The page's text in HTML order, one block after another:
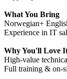
What You Bring
Norwegian+
Experience in IT
Why You'll Love
High-value
Full training & on-